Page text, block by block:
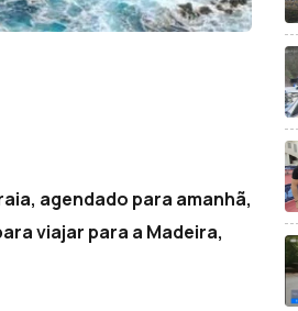
agendado para amanhã,
viajar para a Madeira,